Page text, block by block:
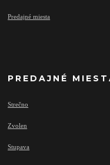
Predajné miesta
PREDAJNÉ
Strečno
Zvolen
Stupava